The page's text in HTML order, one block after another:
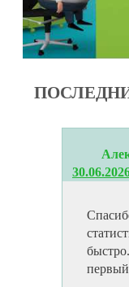
первый